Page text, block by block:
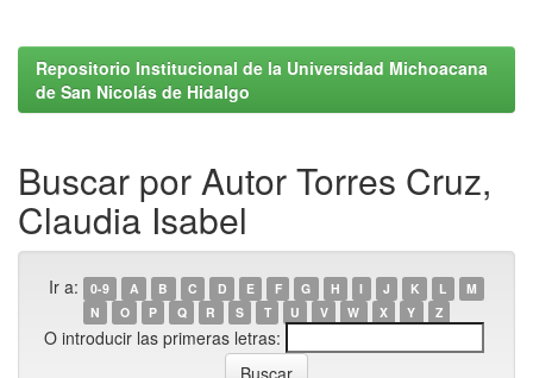
Repositorio Institucional de la Universidad Michoacana
de San Nicolás de Hidalgo
Buscar por Autor Torres Cruz,
Claudia Isabel
Ir a: 0-9 A B C D E F G H I J K L
M
N
O P Q R S T U V W X Y Z
O introducir las primeras letras: